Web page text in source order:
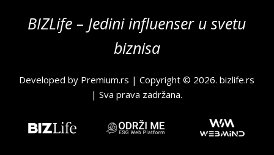
BIZLife – Jedini influenser u svetu
biznisa
Developed by Premium.rs | Copyright © 2026.bizlife.rs
| Sva prava zadržana.